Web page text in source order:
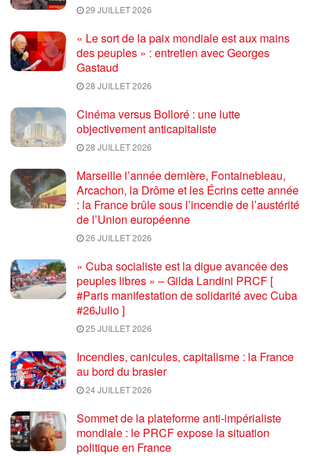
29 JUILLET 2026
« Le sort de la paix mondiale est aux mains
des peuples » : entretien avec Georges
Gastaud
28 JUILLET 2026
Cinéma versus Bolloré : une lutte
objectivement anticapitaliste
28 JUILLET 2026
Marseille l’année dernière, Fontainebleau,
Arcachon, la Drôme et les Écrins cette année
: la France brûle sous l’incendie de l’austérité
de l’Union européenne
26 JUILLET 2026
« Cuba socialiste est la digue avancée des
peuples libres » – Gilda Landini PRCF [
#Paris manifestation de solidarité avec Cuba
#26Julio ]
25 JUILLET 2026
Incendies, canicules, capitalisme : la France
au bord du brasier
24 JUILLET 2026
Sommet de la plateforme anti-impérialiste
mondiale : le PRCF expose la situation
politique en France